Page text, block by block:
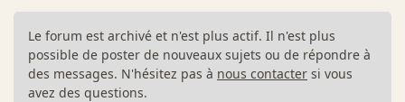
Le forum est archivé et n'est plus actif. Il n'est plus
possible de poster de nouveaux sujets ou de répondre à
des messages. N'hésitez pas à nous contacter si vous
avez des questions.